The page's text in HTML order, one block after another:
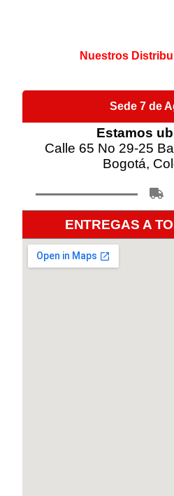
Nuestros
Sede 7 de
Estamos
Calle 65 No 29-25
Bogotá,
ENTREGAS A